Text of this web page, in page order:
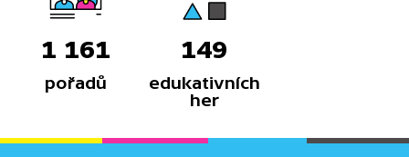
1 161
pořadů
149
edukativních
her